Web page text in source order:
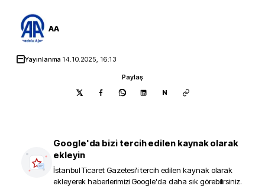
AA
Yayınlanma 14.10.2025, 16:13
Paylaş
N
Google'da bizi tercih edilen kaynak olarak
ekleyin
İstanbul Ticaret Gazetesi'i tercih edilen kaynak olarak
ekleyerek haberlerimizi Google'da daha sık görebilirsiniz.